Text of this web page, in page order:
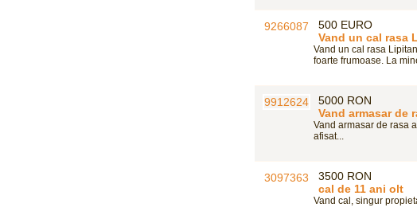
500 EURO
Vand un cal rasa
Vand un cal rasa
foarte frumoase. La
5000 RON
Vand armasar de
Vand armasar de rasa
afisat...
3500 RON
cal de 11 ani olt
Vand cal, singur